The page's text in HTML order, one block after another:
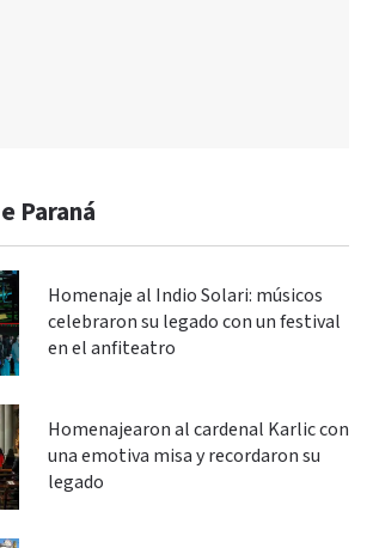
Paraná
Homenaje al Indio Solari: músicos
celebraron su legado con un festival
en el anfiteatro
Homenajearon al cardenal Karlic con
una emotiva misa y recordaron su
legado